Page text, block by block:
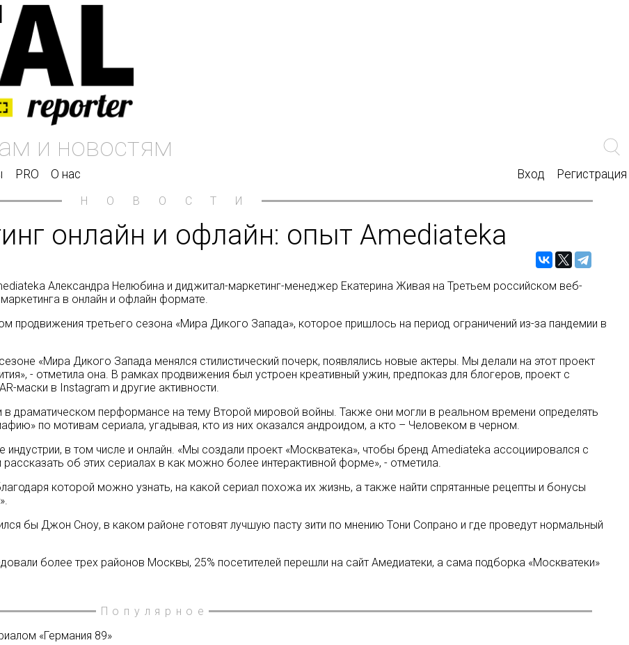
PRO О нас Вход Регистрация
НОВОСТИ
онлайн и офлайн: опыт Amediateka
Александра Нелюбина и диджитал-маркетинг-менеджер Екатерина Живая на Третьем российском веб-
в онлайн и офлайн формате.
третьего сезона «Мира Дикого Запада», которое пришлось на период ограничений из-за пандемии в
«Мира Дикого Запада менялся стилистический почерк, появлялись новые актеры. Мы делали на этот проект
- отметила она. В рамках продвижения был устроен креативный ужин, предпоказ для блогеров, проект с
маски в Instagram и другие активности.
в драматическом перформансе на тему Второй мировой войны. Также они могли в реальном времени определять
по мотивам сериала, угадывая, кто из них оказался андроидом, а кто – Человеком в черном.
в том числе и онлайн. «Мы создали проект «Москватека», чтобы бренд Amediateka ассоциировался с
об этих сериалах в как можно более интерактивной форме», - отметила.
которой можно узнать, на какой сериал похожа их жизнь, а также найти спрятанные рецепты и бонусы
бы Джон Сноу, в каком районе готовят лучшую пасту зити по мнению Тони Сопрано и где проведут нормальный
более трех районов Москвы, 25% посетителей перешли на сайт Амедиатеки, а сама подборка «Москватеки»
Популярное
«Германия 89»